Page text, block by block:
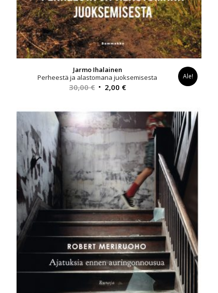
Jarmo Ihalainen
Perheestä ja alastomana juoksemisesta
30,00€ Alkuperäinen
oli:
30,00 €.
2,00 €Nykyinen
on:
2,00 €.
Ale!